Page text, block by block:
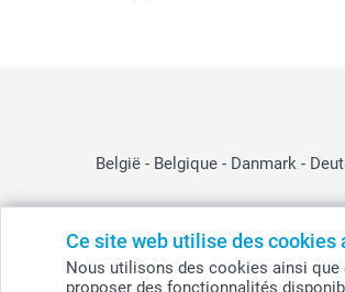
Ce site web utilise des
Nous utilisons des cookies ainsi
proposer des fonctionnalités
België - Belgique - Danmark -
smartphoto group SA.
Siège social : Kwatrechtsteenweg 160, 9230